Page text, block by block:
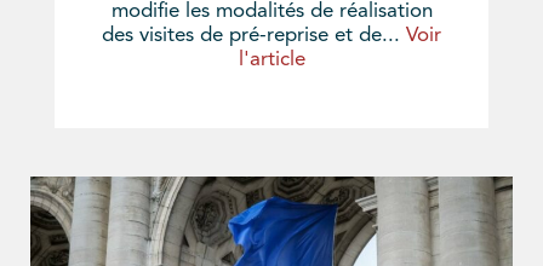
modifie les modalités de réalisation
des visites de pré-reprise et de... Voir
l'article